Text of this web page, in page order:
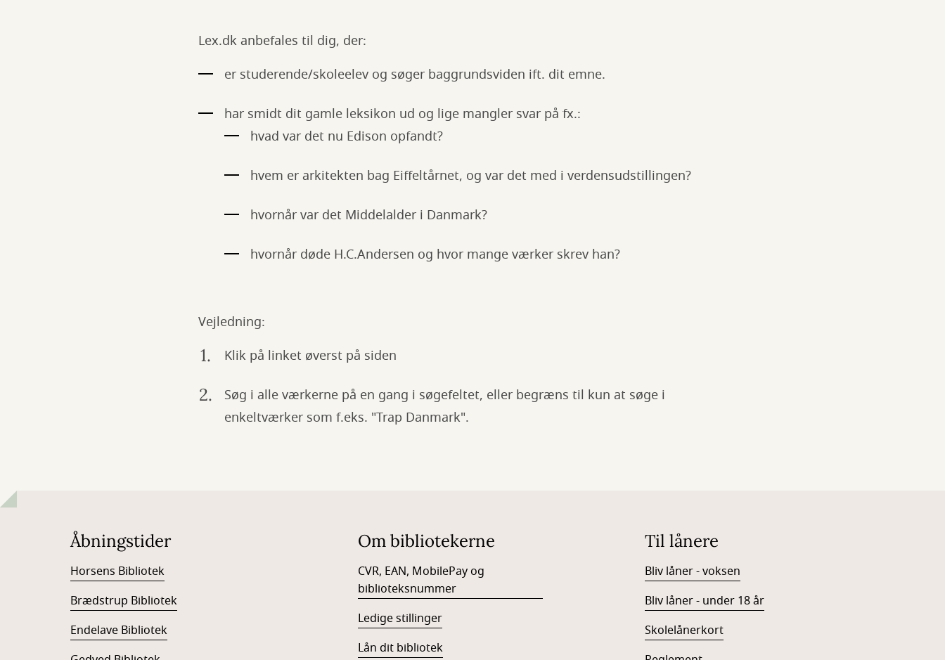
Lex.dk anbefales til dig, der:
er studerende/skoleelev og søger baggrundsviden ift. dit emne.
har smidt dit gamle leksikon ud og lige mangler svar på fx.:
hvad var det nu Edison opfandt?
hvem er arkitekten bag Eiffeltårnet, og var det med i verdensudstillingen?
hvornår var det Middelalder i Danmark?
hvornår døde H.C.Andersen og hvor mange værker skrev han?
Vejledning:
Klik på linket øverst på siden
Søg i alle værkerne på en gang i søgefeltet, eller begræns til kun at søge i
enkeltværker som f.eks. "Trap Danmark".
Åbningstider
Horsens Bibliotek
Brædstrup Bibliotek
Endelave Bibliotek
Om bibliotekerne
CVR, EAN, MobilePay og
biblioteksnummer
Ledige stillinger
Lån dit bibliotek
Til lånere
Bliv låner - voksen
Bliv låner - under 18 år
Skolelånerkort